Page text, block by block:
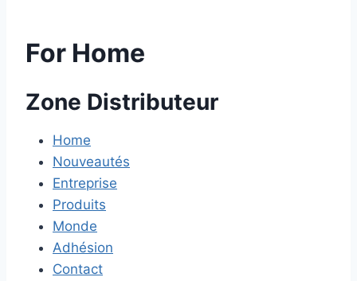
For Home
Zone Distributeur
Home
Nouveautés
Entreprise
Produits
Monde
Adhésion
Contact